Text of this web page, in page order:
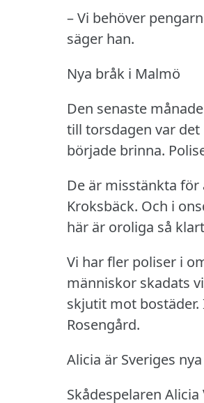
– Vi behöver
säger han.
Nya bråk i Malmö
Den senaste
till torsdagen var
började brinna.
De är misstänkta för
Kroksbäck. Och i
här är oroliga så
Vi har fler poliser i
människor skadats
skjutit mot bostäder.
Rosengård.
Alicia är Sveriges
Skådespelaren